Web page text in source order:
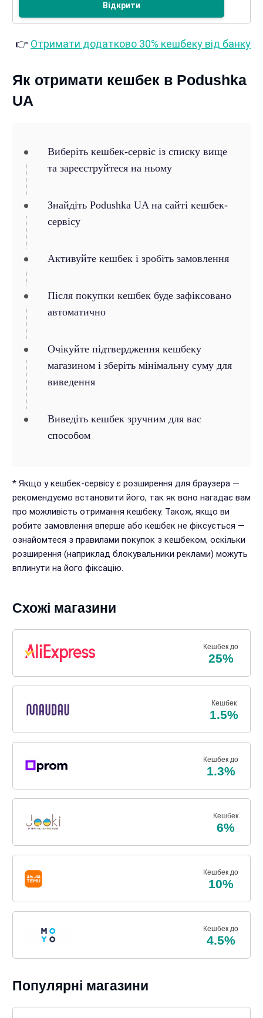
Відкрити
👉 Отримати додатково 30% кешбеку від банку
Як отримати кешбек в Podushka
UA
Виберіть кешбек-сервіс із списку вище
та зареєструйтеся на ньому
Знайдіть Podushka UA на сайті кешбек-
сервісу
Активуйте кешбек і зробіть замовлення
Після покупки кешбек буде зафіксовано
автоматично
Очікуйте підтвердження кешбеку
магазином і зберіть мінімальну суму для
виведення
Виведіть кешбек зручним для вас
способом
* Якщо у кешбек-сервісу є розширення для браузера —
рекомендуємо встановити його, так як воно нагадає вам
про можливість отримання кешбеку. Також, якщо ви
робите замовлення вперше або кешбек не фіксується —
ознайомтеся з правилами покупок з кешбеком, оскільки
розширення (наприклад блокувальники реклами) можуть
вплинути на його фіксацію.
Схожі магазини
Кешбек до
25%
Кешбек
1.5%
Кешбек до
1.3%
Кешбек
6%
Кешбек до
10%
Кешбек до
4.5%
Популярні магазини